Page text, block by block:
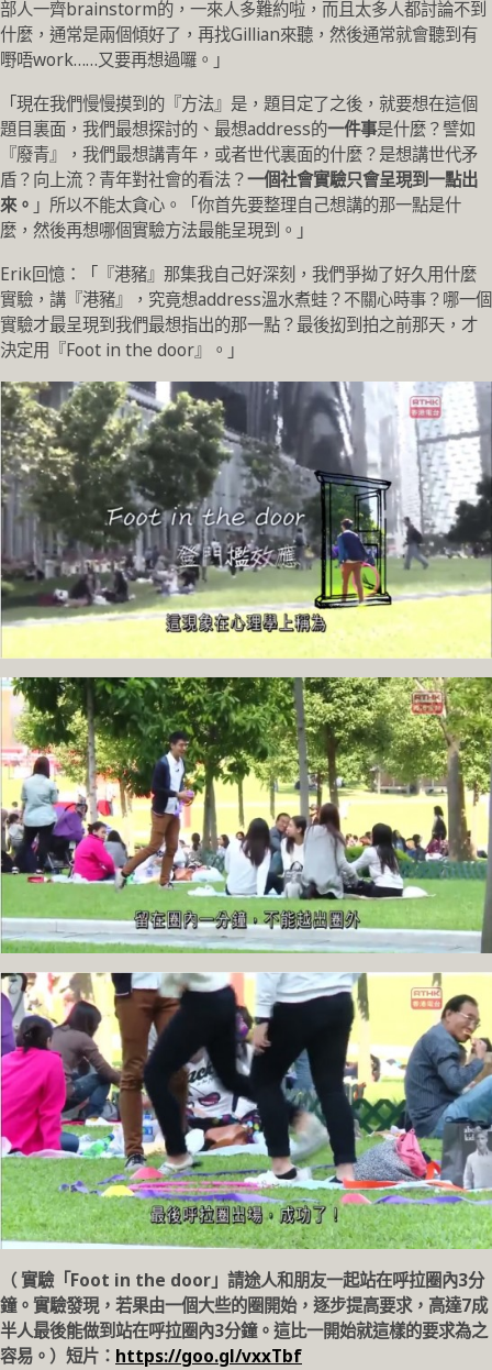
部人一齊brainstorm的，一來人多難約啦，而且太多人都討論不到
什麼，通常是兩個傾好了，再找Gillian來聽，然後通常就會聽到有
嘢唔work……又要再想過囉。」
「現在我們慢慢摸到的『方法』是，題目定了之後，就要想在這個
題目裏面，我們最想探討的、最想address的一件事是什麼？譬如
『廢青』，我們最想講青年，或者世代裏面的什麼？是想講世代矛
盾？向上流？青年對社會的看法？一個社會實驗只會呈現到一點出
來。 」所以不能太貪心。「你首先要整理自己想講的那一點是什
麼，然後再想哪個實驗方法最能呈現到。」
Erik回憶：「『港豬』那集我自己好深刻，我們爭拗了好久用什麼
實驗，講『港豬』，究竟想address溫水煮蛙？不關心時事？哪一個
實驗才最呈現到我們最想指出的那一點？最後抝到拍之前那天，才
決定用『Foot in the door』。」
（ 實驗「Foot in the door」請途人和朋友一起站在呼拉圈內3分
鐘。實驗發現，若果由一個大些的圈開始，逐步提高要求，高達7成
半人最後能做到站在呼拉圈內3分鐘。這比一開始就這樣的要求為之
容易。）短片： https://goo.gl/vxxTbf